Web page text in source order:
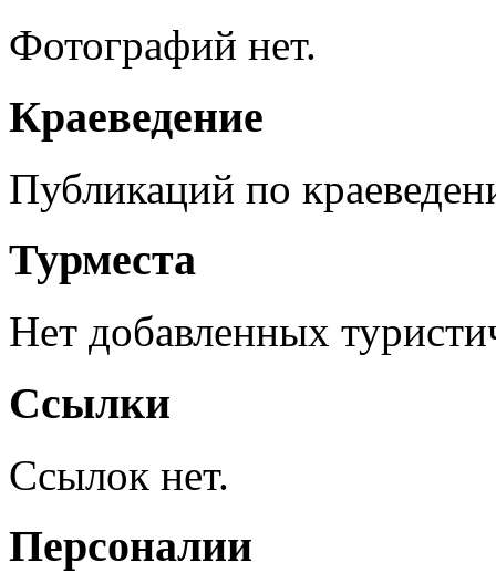
Фотографий нет.
Краеведение
Публикаций по
Турместа
Нет добавленных
Ссылки
Ссылок нет.
Персоналии